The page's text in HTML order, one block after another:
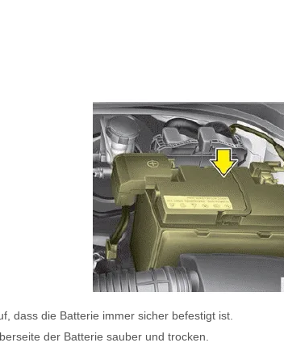
dass die Batterie immer sicher befestigt ist.
der Batterie sauber und trocken.